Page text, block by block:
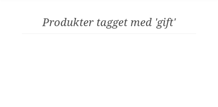
Produkter tagget med 'gift'